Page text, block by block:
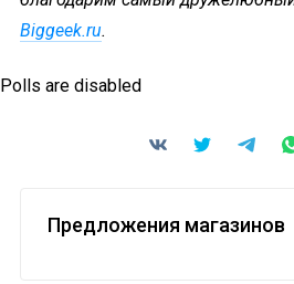
Biggeek.ru.
Polls are disabled
Предложения магазинов